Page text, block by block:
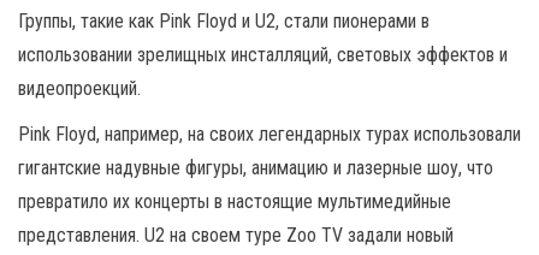
Группы, такие как Pink Floyd и U2, стали пионерами в
использовании зрелищных инсталляций, световых эффектов и
видеопроекций.
Pink Floyd, например, на своих легендарных турах использовали
гигантские надувные фигуры, анимацию и лазерные шоу, что
превратило их концерты в настоящие мультимедийные
представления. U2 на своем туре Zoo TV задали новый